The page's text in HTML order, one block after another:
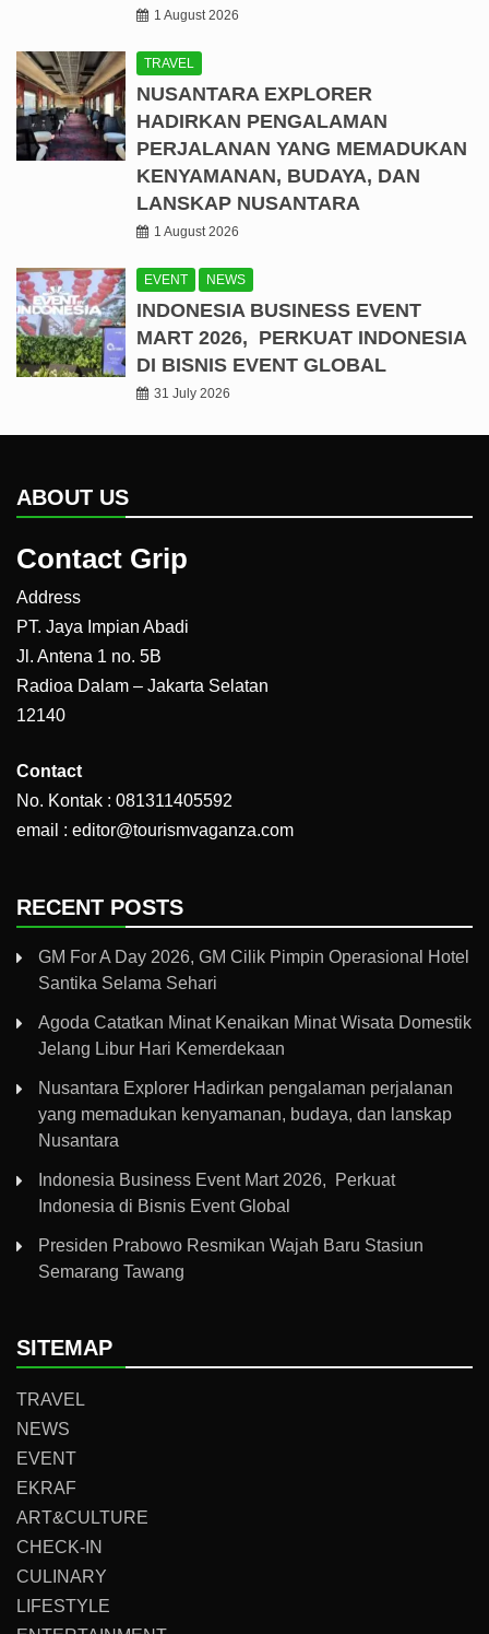
1 August 2026
TRAVEL
NUSANTARA EXPLORER
HADIRKAN PENGALAMAN
PERJALANAN YANG MEMADUKAN
KENYAMANAN, BUDAYA, DAN
LANSKAP NUSANTARA
1 August 2026
EVENT NEWS
INDONESIA BUSINESS EVENT
MART 2026, PERKUAT INDONESIA
DI BISNIS EVENT GLOBAL
31 July 2026
ABOUT US
Contact Grip
Address
PT. Jaya Impian Abadi
Jl. Antena 1 no. 5B
Radioa Dalam – Jakarta Selatan
12140
Contact
No. Kontak : 081311405592
email : editor@tourismvaganza.com
RECENT POSTS
GM For A Day 2026, GM Cilik Pimpin Operasional Hotel
Santika Selama Sehari
Agoda Catatkan Minat Kenaikan Minat Wisata Domestik
Jelang Libur Hari Kemerdekaan
Nusantara Explorer Hadirkan pengalaman perjalanan
yang memadukan kenyamanan, budaya, dan lanskap
Nusantara
Indonesia Business Event Mart 2026, Perkuat
Indonesia di Bisnis Event Global
Presiden Prabowo Resmikan Wajah Baru Stasiun
Semarang Tawang
SITEMAP
TRAVEL
NEWS
EVENT
EKRAF
ART&CULTURE
CHECK-IN
CULINARY
LIFESTYLE